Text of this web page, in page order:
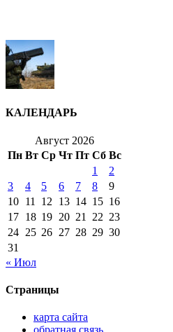
КАЛЕНДАРЬ
Август 2026
Пн Вт Ср Чт Пт Сб Вс
1
2
3
4 5 6 7 8
9
10 11 12 13 14 15 16
17 18 19 20 21 22 23
24 25 26 27 28 29 30
31
« Июл
Страницы
карта сайта